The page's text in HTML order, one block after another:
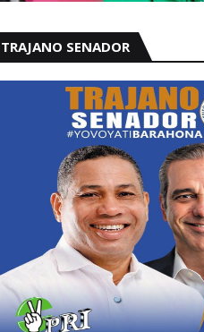
TRAJANO SENADOR